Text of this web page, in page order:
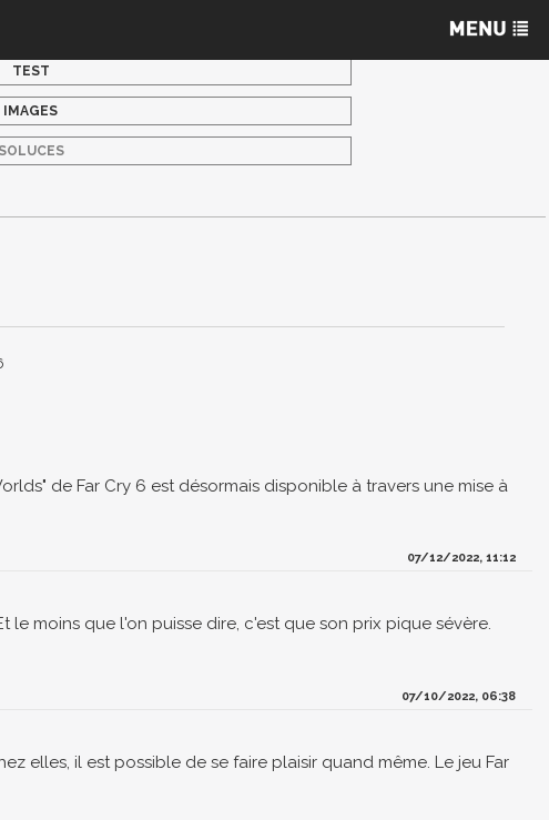
TEST
IMAGES
SOLUCES
de Far Cry 6 est désormais disponible à travers une mise à
07/12/2022, 11:12
le moins que l'on puisse dire, c'est que son prix pique sévère.
07/10/2022, 06:38
elles, il est possible de se faire plaisir quand même. Le jeu Far